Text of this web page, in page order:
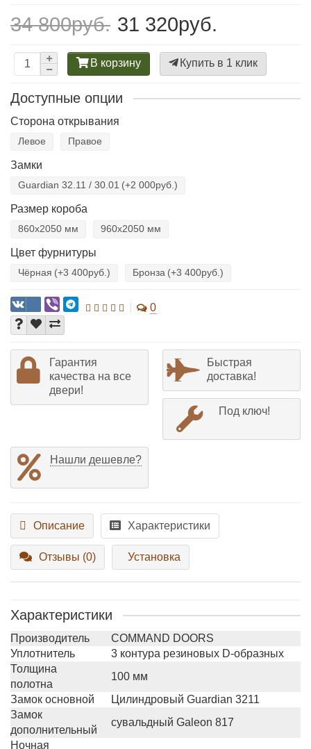
34 800руб. 31 320руб.
В корзину Купить в 1 клик
Доступные опции
Сторона открывания
Левое Правое
Замки
Guardian 32.11 / 30.01 (+2 000руб.)
Размер короба
860х2050 мм 960х2050 мм
Цвет фурнитуры
Чёрная (+3 400руб.) Бронза (+3 400руб.)
0
Гарантия
качества на все
двери!
Быстрая
доставка!
Под ключ!
Нашли дешевле?
Описание Характеристики
Отзывы (0) Установка
Характеристики
Производитель
COMMAND DOORS
Уплотнитель
3 контура резиновых D-образных
Толщина
полотна
100 мм
Замок основной
Цилиндровый Guardian 3211
Замок
дополнительный
сувальдный Galeon 817
Ночная